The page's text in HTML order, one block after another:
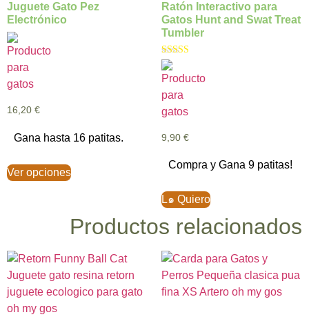
Juguete Gato Pez
Electrónico
16,20 €
Gana hasta 16 patitas.
Ver opciones
Ratón Interactivo para
Gatos Hunt and Swat Treat
Tumbler
Valorado con
5.00
de 5
9,90 €
Compra y Gana 9 patitas!
L๑ Quiero
Productos relacionados